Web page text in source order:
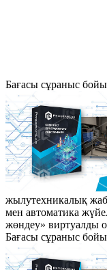
Бағасы сұраныс
жылутехникалық
мен автоматика
жөндеу» виртуалды
Бағасы сұраныс